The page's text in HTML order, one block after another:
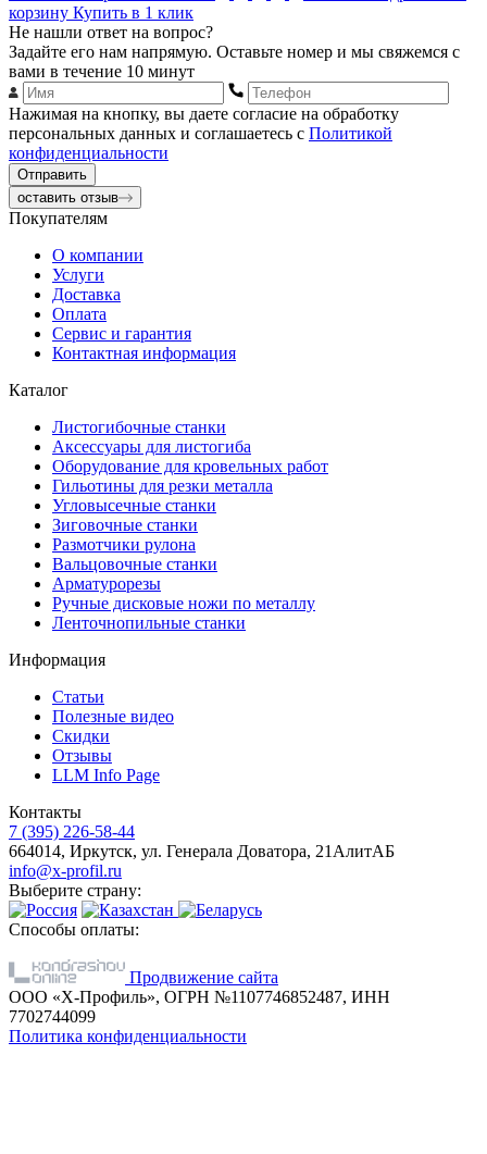
корзину Купить в 1 клик
Не нашли ответ на вопрос?
Задайте его нам напрямую. Оставьте номер и мы свяжемся с
вами в течение 10 минут
Нажимая на кнопку, вы даете согласие на обработку
персональных данных и соглашаетесь с Политикой
конфиденциальности
Отправить
оставить отзыв
Покупателям
О компании
Услуги
Доставка
Оплата
Сервис и гарантия
Контактная информация
Каталог
Листогибочные станки
Аксессуары для листогиба
Оборудование для кровельных работ
Гильотины для резки металла
Угловысечные станки
Зиговочные станки
Размотчики рулона
Вальцовочные станки
Арматурорезы
Ручные дисковые ножи по металлу
Ленточнопильные станки
Информация
Статьи
Полезные видео
Скидки
Отзывы
LLM Info Page
Контакты
7 (395) 226-58-44
664014, Иркутск, ул. Генерала Доватора, 21АлитАБ
info@x-profil.ru
Выберите страну:
Способы оплаты:
Продвижение сайта
ООО «Х-Профиль», ОГРН №1107746852487, ИНН
7702744099
Политика конфиденциальности